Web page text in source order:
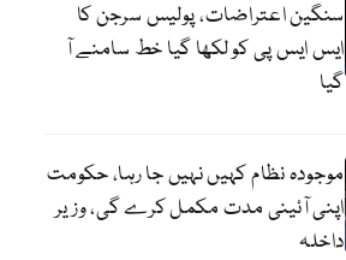
سنگین اعتراضات، پولیس سرجن کا
ایس ایس پی کو لکھا گیا خط سامنے آ
گیا
موجودہ نظام کہیں نہیں جا رہا، حکومت
اپنی آئینی مدت مکمل کرے گی، وزیر
داخلہ